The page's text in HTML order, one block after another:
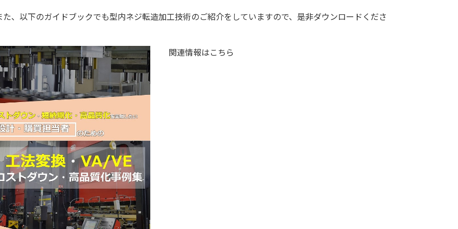
た、以下のガイドブックでも型内ネジ転造加工技術のご紹介をしていますので、是非ダウンロードくださ
関連情報はこちら